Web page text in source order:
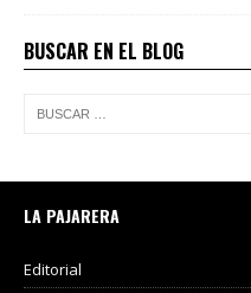
BUSCAR EN EL BLOG
LA PAJARERA
Editorial